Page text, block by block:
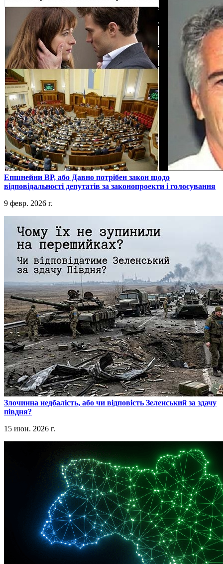
​Епшнейни ВР, або Давно потрібен закон щодо
відповідальності депутатів за законопроекти і голосування
9 февр. 2026 г.
​Злочинна недбалість, або чи відповість Зеленський за здачу
півдня?
15 июн. 2026 г.